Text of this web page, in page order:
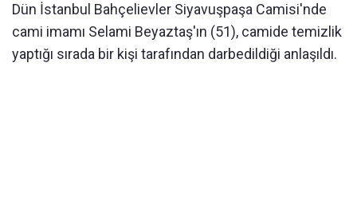
Dün İstanbul Bahçelievler Siyavuşpaşa Camisi'nde
cami imamı Selami Beyaztaş'ın (51), camide temizlik
yaptığı sırada bir kişi tarafından darbedildiği anlaşıldı.